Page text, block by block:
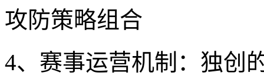
攻防策略组合
4、赛事运营机制：独创